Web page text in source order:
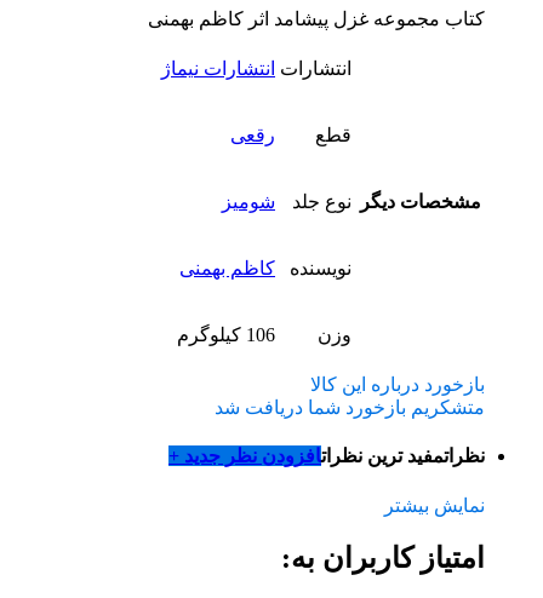
کتاب مجموعه غزل پیشامد اثر کاظم بهمنی
مشخصات دیگر
انتشارات انتشارات نیماژ
قطع رقعی
نوع جلد شومیز
نویسنده کاظم بهمنی
وزن 106 کیلوگرم
بازخورد درباره این کالا
متشکریم بازخورد شما دریافت شد
نظراتمفید ترین نظراتافزودن نظر جدید +
نمایش بیشتر
امتیاز کاربران به: